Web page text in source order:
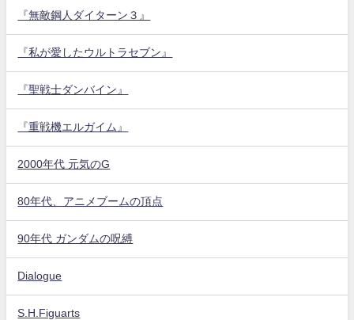
『無敵鋼人ダイターン３』
『私が愛したウルトラセブン』
『聖戦士ダンバイン』
『重戦機エルガイム』
2000年代 元気のG
80年代、アニメブームの頂点
90年代 ガンダムの呪縛
Dialogue
S.H.Figuarts